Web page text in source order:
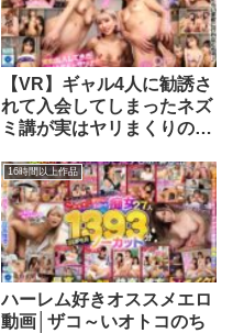
【VR】ギャル4人に勧誘さ
れて入会してしまったネズ
ミ講が実はヤリまくりのハ
チ〇ポ奪い合い4PSEX編
AIKA 百永さりな 木下ひま
りsavr00752
16時間以上作品
ハーレム好きオススメエロ
動画│ザコ～いオトコのち